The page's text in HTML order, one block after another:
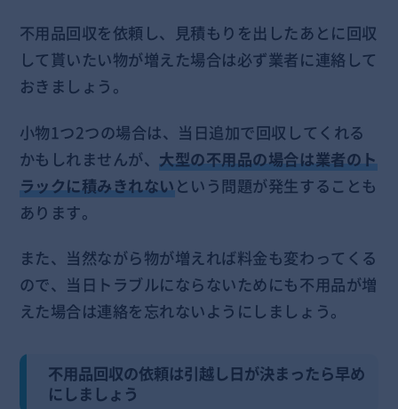
不用品回収を依頼し、見積もりを出したあとに回収
して貰いたい物が増えた場合は必ず業者に連絡して
おきましょう。
小物1つ2つの場合は、当日追加で回収してくれる
かもしれませんが、大型の不用品の場合は業者のト
ラックに積みきれないという問題が発生することも
あります。
また、当然ながら物が増えれば料金も変わってくる
ので、当日トラブルにならないためにも不用品が増
えた場合は連絡を忘れないようにしましょう。
不用品回収の依頼は引越し日が決まったら早め
にしましょう